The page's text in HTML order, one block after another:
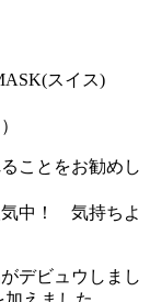
スイス)
ことをお勧めし
気中！ 気持ちよ
デビュウしまし